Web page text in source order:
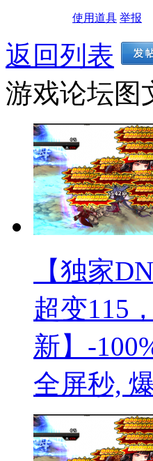
使用道具 举报
返回列表
游戏论坛图
【独家
超变115，
新】-
全屏秒,